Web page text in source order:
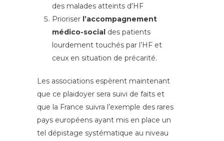
des malades atteints d’HF
Prioriser l’accompagnement
médico-social des patients
lourdement touchés par l’HF et
ceux en situation de précarité.
Les associations espèrent maintenant
que ce plaidoyer sera suivi de faits et
que la France suivra l’exemple des rares
pays européens ayant mis en place un
tel dépistage systématique au niveau